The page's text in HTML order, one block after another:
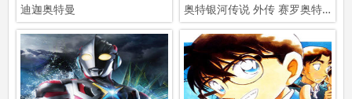
迪迦奥特曼 奥特银河传说 外传 赛罗奥特曼VS黑暗洛普斯赛罗：STAGE 2 赛罗的决死之战撞